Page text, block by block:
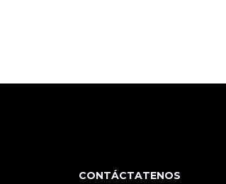
CONTÁCTATENOS